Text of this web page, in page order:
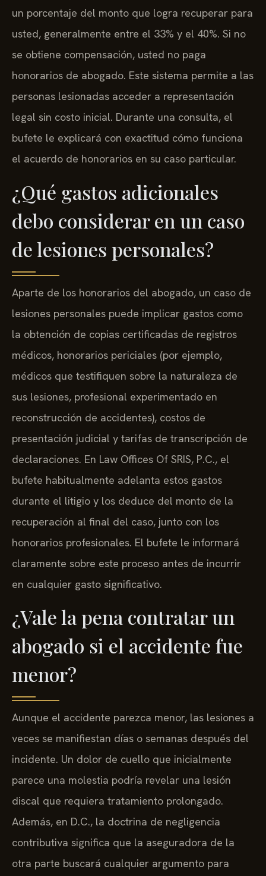
un porcentaje del monto que logra recuperar para
usted, generalmente entre el 33% y el 40%. Si no
se obtiene compensación, usted no paga
honorarios de abogado. Este sistema permite a las
personas lesionadas acceder a representación
legal sin costo inicial. Durante una consulta, el
bufete le explicará con exactitud cómo funciona
el acuerdo de honorarios en su caso particular.
¿Qué gastos adicionales
debo considerar en un caso
de lesiones personales?
Aparte de los honorarios del abogado, un caso de
lesiones personales puede implicar gastos como
la obtención de copias certificadas de registros
médicos, honorarios periciales (por ejemplo,
médicos que testifiquen sobre la naturaleza de
sus lesiones, profesional experimentado en
reconstrucción de accidentes), costos de
presentación judicial y tarifas de transcripción de
declaraciones. En Law Offices Of SRIS, P.C., el
bufete habitualmente adelanta estos gastos
durante el litigio y los deduce del monto de la
recuperación al final del caso, junto con los
honorarios profesionales. El bufete le informará
claramente sobre este proceso antes de incurrir
en cualquier gasto significativo.
¿Vale la pena contratar un
abogado si el accidente fue
menor?
Aunque el accidente parezca menor, las lesiones a
veces se manifiestan días o semanas después del
incidente. Un dolor de cuello que inicialmente
parece una molestia podría revelar una lesión
discal que requiera tratamiento prolongado.
Además, en D.C., la doctrina de negligencia
contributiva significa que la aseguradora de la
otra parte buscará cualquier argumento para